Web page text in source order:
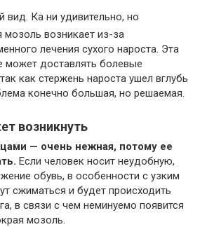
вид. Ка ни удивительно, но
мозоль возникает из-за
лечения сухого нароста. Эта
может доставлять болевые
как стержень нароста ушел вглубь
конечно большая, но решаемая.
возникнуть
— очень нежная, потому ее
Если человек носит неудобную,
обувь, в особенности с узким
сжиматься и будет происходить
в связи с чем неминуемо появится
мозоль.